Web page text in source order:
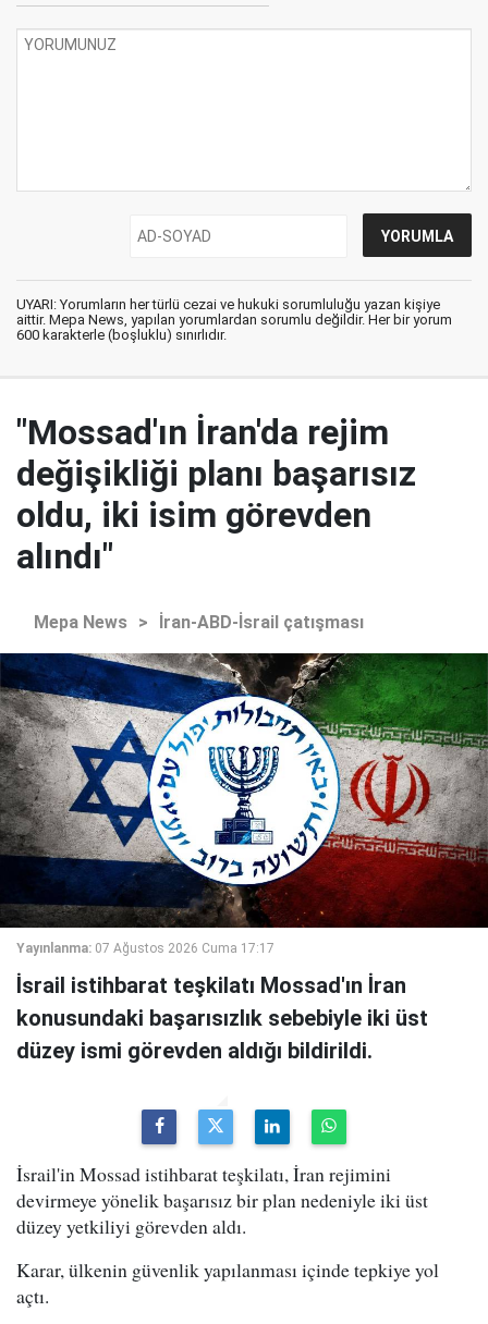
UYARI: Yorumların her türlü cezai ve hukuki sorumluluğu yazan kişiye
aittir. Mepa News, yapılan yorumlardan sorumlu değildir. Her bir yorum
600 karakterle (boşluklu) sınırlıdır.
"Mossad'ın İran'da rejim
değişikliği planı başarısız
oldu, iki isim görevden
alındı"
Mepa News > İran-ABD-İsrail çatışması
Yayınlanma: 07 Ağustos 2026 Cuma 17:17
İsrail istihbarat teşkilatı Mossad'ın İran
konusundaki başarısızlık sebebiyle iki üst
düzey ismi görevden aldığı bildirildi.
İsrail'in Mossad istihbarat teşkilatı, İran rejimini
devirmeye yönelik başarısız bir plan nedeniyle iki üst
düzey yetkiliyi görevden aldı.
Karar, ülkenin güvenlik yapılanması içinde tepkiye yol
açtı.